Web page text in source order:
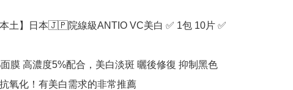
本土】日本🇯🇵院線級ANTIO VC美白 ✅ 1包 10片 ✅
膜 高濃度5%配合，美白淡斑 曬後修復 抑制黑色
氧化！有美白需求的非常推薦